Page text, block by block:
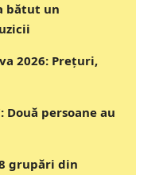
bătut un
2026: Preţuri,
Două persoane au
grupări din